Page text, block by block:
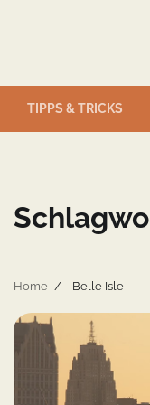
TIPPS & TRICKS
Home Belle Isle